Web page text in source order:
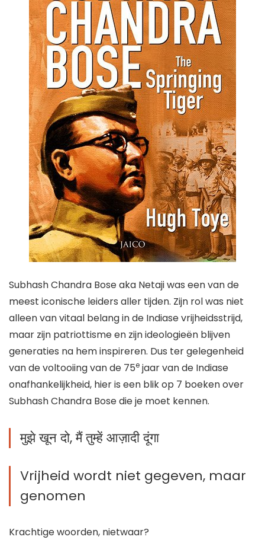
Subhash Chandra Bose aka Netaji was een van de
meest iconische leiders aller tijden. Zijn rol was niet
alleen van vitaal belang in de Indiase vrijheidsstrijd,
maar zijn patriottisme en zijn ideologieën blijven
generaties na hem inspireren. Dus ter gelegenheid
van de voltooiing van de 75e jaar van de Indiase
onafhankelijkheid, hier is een blik op 7 boeken over
Subhash Chandra Bose die je moet kennen.
मुझे खून दो, मैं तुम्हें आज़ादी दूंगा
Vrijheid wordt niet gegeven, maar
genomen
Krachtige woorden, nietwaar?